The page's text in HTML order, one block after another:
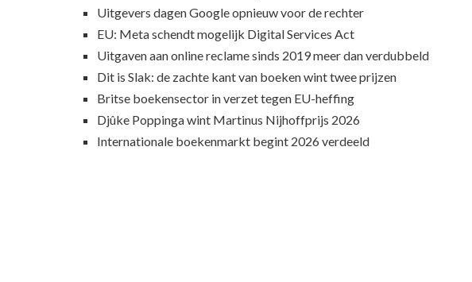
Uitgevers dagen Google opnieuw voor de rechter
EU: Meta schendt mogelijk Digital Services Act
Uitgaven aan online reclame sinds 2019 meer dan verdubbeld
Dit is Slak: de zachte kant van boeken wint twee prijzen
Britse boekensector in verzet tegen EU-heffing
Djûke Poppinga wint Martinus Nijhoffprijs 2026
Internationale boekenmarkt begint 2026 verdeeld